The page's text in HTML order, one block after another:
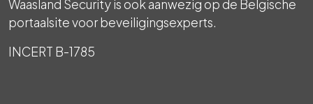
Waasland Security is ook aanwezig op de Belgische
portaalsite voor beveiligingsexperts.
INCERT B-1785